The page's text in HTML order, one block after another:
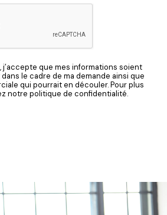
, j’accepte que mes informations soient
le cadre de ma demande ainsi que
qui pourrait en découler. Pour plus
notre politique de confidentialité.